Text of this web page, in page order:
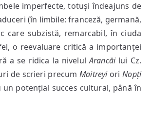
imperfecte, totuși îndeajuns de
(în limbile: franceză, germană,
care subzistă, remarcabil, în ciuda
o reevaluare critică a importanței
a se ridica la nivelulArancăilui Cz.
de scrieri precumMaitreyioriNopți
potențial succes cultural, până în